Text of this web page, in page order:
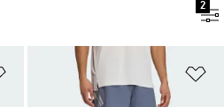
2
Dodaj do listy życzeń